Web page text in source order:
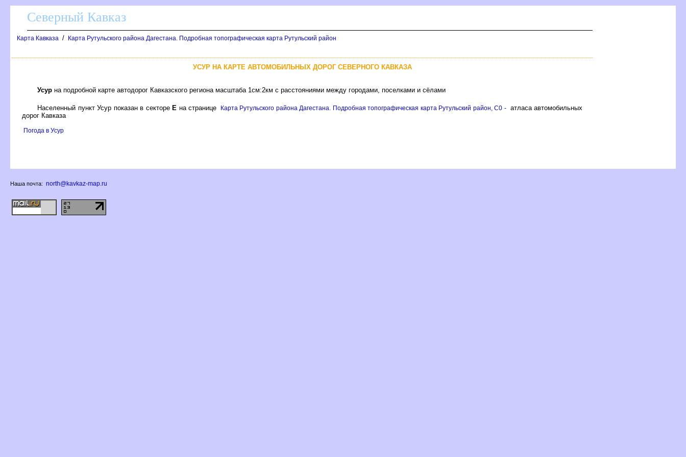
Северный Кавказ
Карта Кавказа / Карта Рутульского района Дагестана. Подробная топографическая карта Рутульский район
УСУР НА КАРТЕ АВТОМОБИЛЬНЫХ ДОРОГ СЕВЕРНОГО КАВКАЗА
Усур на подробной карте автодорог Кавказского региона масштаба 1см:2км с расстояниями между городами, поселками и сёлами
Населенный пункт Усур показан в сектореЕ на странице Карта Рутульского района Дагестана. Подробная топографическая карта Рутульский район, C0 - атласа автомобильных
дорог Кавказа
Погода в Усур
Наша почта: north@kavkaz-map.ru